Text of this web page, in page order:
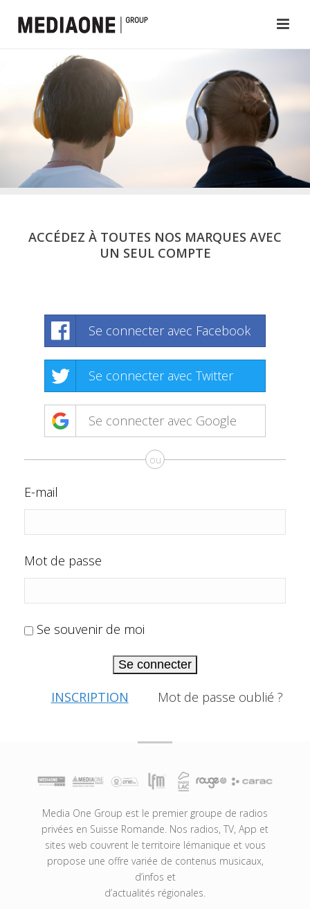
ACCÉDEZ À TOUTES NOS MARQUES AVEC
UN SEUL COMPTE
Se connecter avec Facebook
Se connecter avec Twitter
Se connecter avec Google
ou
E-mail
Mot de passe
Se souvenir de moi
Se connecter
INSCRIPTION Mot de passe oublié ?
Media One Group est le premier groupe de radios
privées en Suisse Romande. Nos radios, TV, App et
sites web couvrent le territoire lémanique et vous
propose une offre variée de contenus musicaux,
d’infos et
d’actualités régionales.